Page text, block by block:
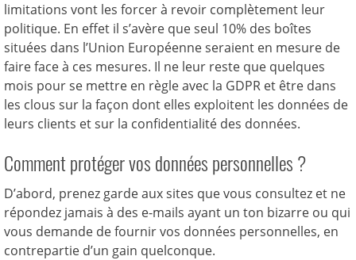
limitations vont les forcer à revoir complètement leur
politique. En effet il s’avère que seul 10% des boîtes
situées dans l’Union Européenne seraient en mesure de
faire face à ces mesures. Il ne leur reste que quelques
mois pour se mettre en règle avec la GDPR et être dans
les clous sur la façon dont elles exploitent les données de
leurs clients et sur la confidentialité des données.
Comment protéger vos données personnelles ?
D’abord, prenez garde aux sites que vous consultez et ne
répondez jamais à des e-mails ayant un ton bizarre ou qui
vous demande de fournir vos données personnelles, en
contrepartie d’un gain quelconque.